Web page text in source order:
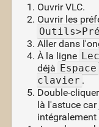
Ouvrir VLC.
Ouvrir les
Aller dans
À la ligne
déjà Espace
clavier .
Double-
là l'astuce
intégralement